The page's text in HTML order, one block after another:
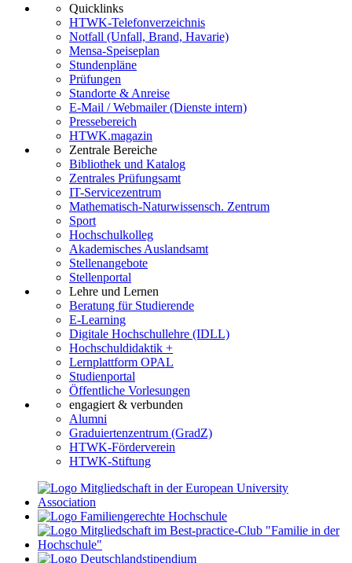
Quicklinks
HTWK-Telefonverzeichnis
Notfall (Unfall, Brand, Havarie)
Mensa-Speiseplan
Stundenpläne
Prüfungen
Standorte & Anreise
E-Mail / Webmailer (Dienste intern)
Pressebereich
HTWK.magazin
Zentrale Bereiche
Bibliothek und Katalog
Zentrales Prüfungsamt
IT-Servicezentrum
Mathematisch-Naturwissensch. Zentrum
Sport
Hochschulkolleg
Akademisches Auslandsamt
Stellenangebote
Stellenportal
Lehre und Lernen
Beratung für Studierende
E-Learning
Digitale Hochschullehre (IDLL)
Hochschuldidaktik +
Lernplattform OPAL
Studienportal
Öffentliche Vorlesungen
engagiert & verbunden
Alumni
Graduiertenzentrum (GradZ)
HTWK-Förderverein
HTWK-Stiftung